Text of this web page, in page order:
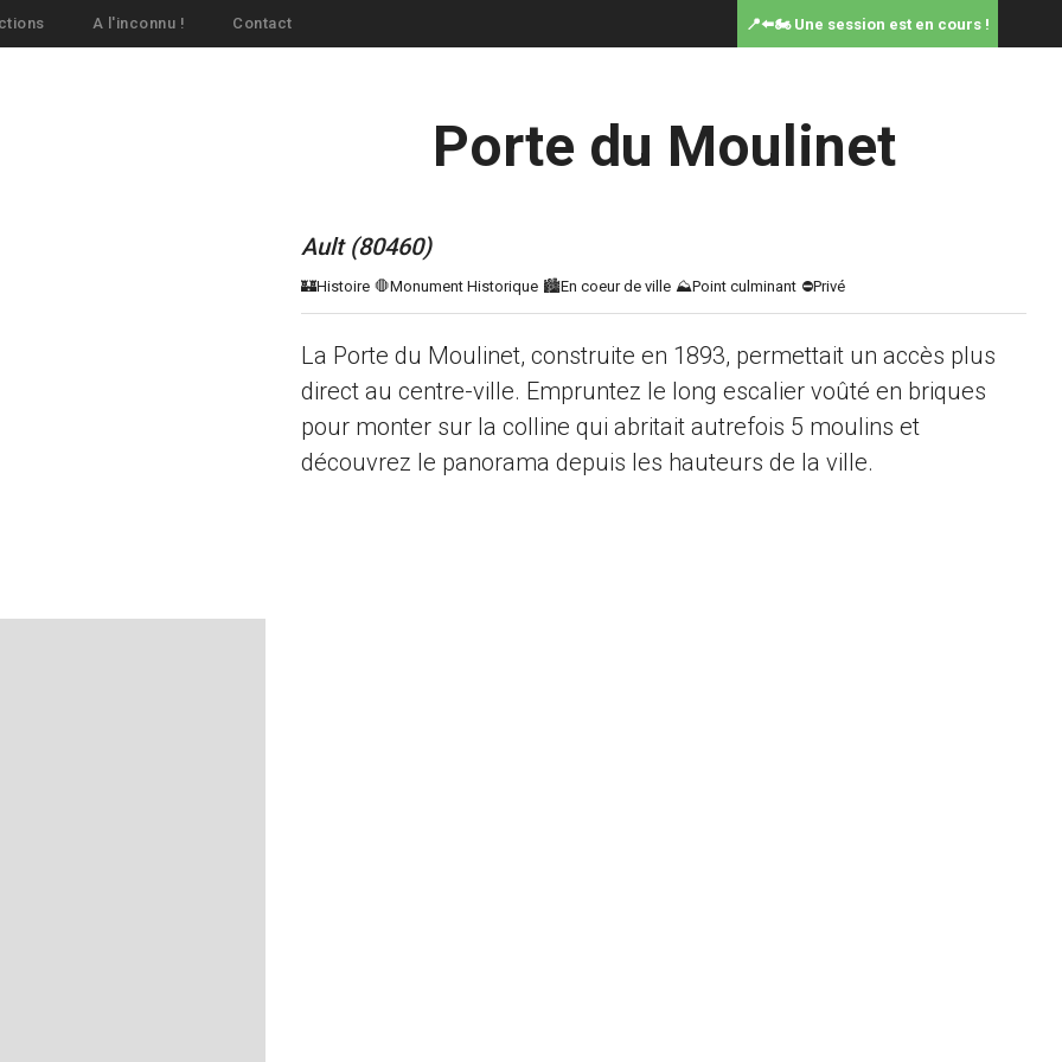
A l'inconnu ! Contact 📍⬅️🏍️ Une session est en cours !
Porte du Moulinet
Ault (80460)
La Porte du Moulinet, construite en 1893, permettait un accès plus
direct au centre-ville. Empruntez le long escalier voûté en briques
pour monter sur la colline qui abritait autrefois 5 moulins et
découvrez le panorama depuis les hauteurs de la ville.